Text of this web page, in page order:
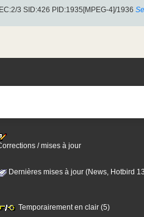
3 SID:426 PID:1935[MPEG-4]/1936
/ mises à jour
Dernières mises à jour (News, Hotbird
Temporairement en clair (5)